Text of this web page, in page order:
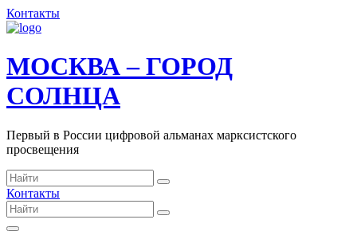
Контакты
МОСКВА – ГОРОД
СОЛНЦА
Первый в России цифровой альманах марксистского
просвещения
Контакты